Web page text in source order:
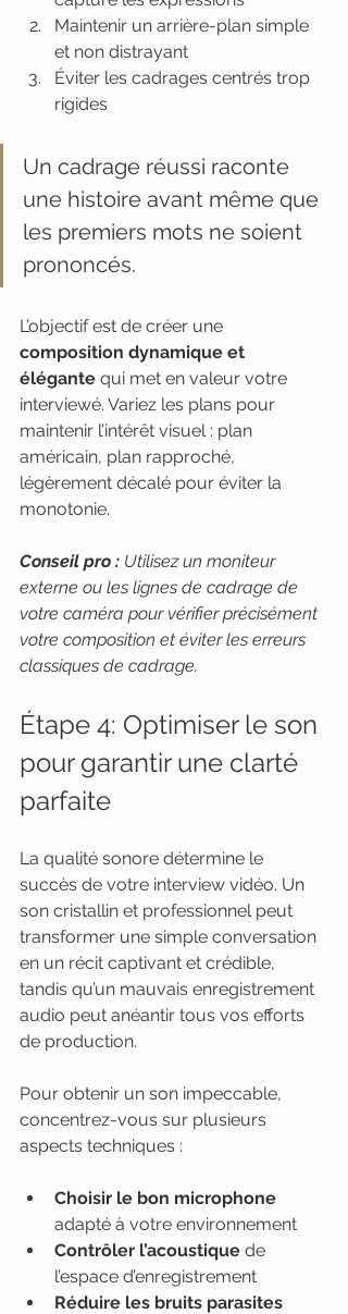
Maintenir un arrière-plan simple
et non distrayant
Éviter les cadrages centrés trop
rigides
Un cadrage réussi raconte
une histoire avant même que
les premiers mots ne soient
prononcés.
L’objectif est de créer une
composition dynamique et
élégante qui met en valeur votre
interviewé. Variez les plans pour
maintenir l’intérêt visuel : plan
américain, plan rapproché,
légèrement décalé pour éviter la
monotonie.
Conseil pro : Utilisez un moniteur
externe ou les lignes de cadrage de
votre caméra pour vérifier précisément
votre composition et éviter les erreurs
classiques de cadrage.
Étape 4: Optimiser le son
pour garantir une clarté
parfaite
La qualité sonore détermine le
succès de votre interview vidéo. Un
son cristallin et professionnel peut
transformer une simple conversation
en un récit captivant et crédible,
tandis qu’un mauvais enregistrement
audio peut anéantir tous vos efforts
de production.
Pour obtenir un son impeccable,
concentrez-vous sur plusieurs
aspects techniques :
Choisir le bon microphone
adapté à votre environnement
Contrôler l’acoustique de
l’espace d’enregistrement
Réduire les bruits parasites